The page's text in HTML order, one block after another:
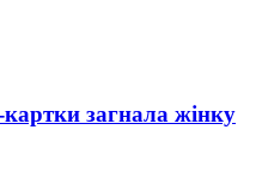
загнала жінку